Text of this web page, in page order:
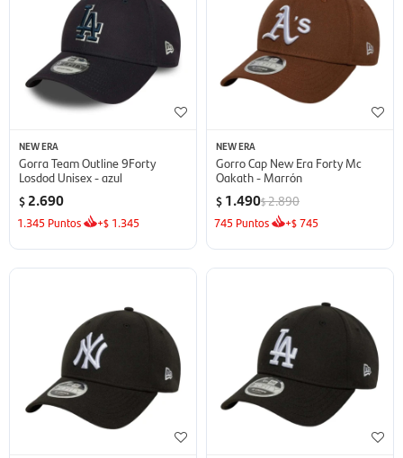
NEW ERA
Gorra Team Outline 9Forty
Losdod Unisex - azul
$ 2.690
1.345 Puntos +$ 1.345
NEW ERA
Gorro Cap New Era Forty Mc
Oakath - Marrón
$ 1.490$2.890
745 Puntos +$745